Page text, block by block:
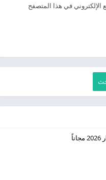
الإلكتروني في هذا المتصفح